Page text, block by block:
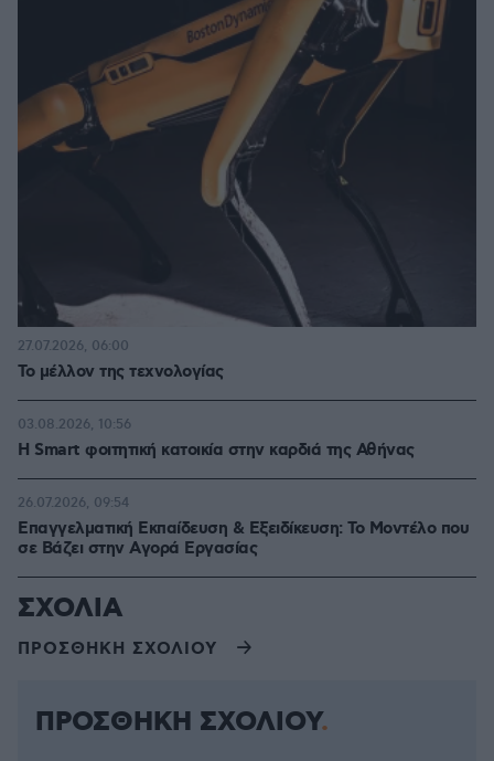
Το μέλλον της τεχνολογίας
27.07.2026, 06:00
Η Smart φοιτητική κατοικία στην καρδιά της Αθήνας
03.08.2026, 10:56
Επαγγελματική Εκπαίδευση & Εξειδίκευση: Το Mοντέλο που
σε Bάζει στην Aγορά Eργασίας
26.07.2026, 09:54
ΣΧΟΛΙΑ
ΠΡΟΣΘΗΚΗ ΣΧΟΛΙΟΥ
ΠΡΟΣΘΗΚΗ ΣΧΟΛΙΟΥ